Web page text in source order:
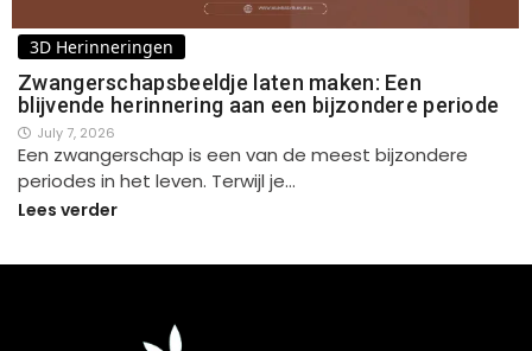
3D Herinneringen
Zwangerschapsbeeldje laten maken: Een
blijvende herinnering aan een bijzondere periode
July 7, 2026
Een zwangerschap is een van de meest bijzondere
periodes in het leven. Terwijl je…
Lees verder